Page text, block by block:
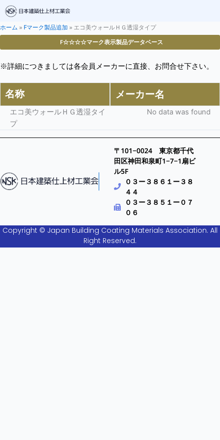
ホーム » Fマーク製品追加 » エコ美ウォールＨＧ透湿タイプ
F☆☆☆☆マーク表示製品データベース
※詳細につきましては各会員メーカーに直接、お問合せ下さい。
名称 メーカー名
エコ美ウォールＨＧ透湿タイ
プ
No data was found
〒101−0024 東京都千代
田区神田和泉町1−7−1扇ビ
ル5F
０３ー３８６１ー３８
４４
０３ー３８５１ー０７
０６
Copyright © Japan Building Coating Materials Association. All
Right Reserved.